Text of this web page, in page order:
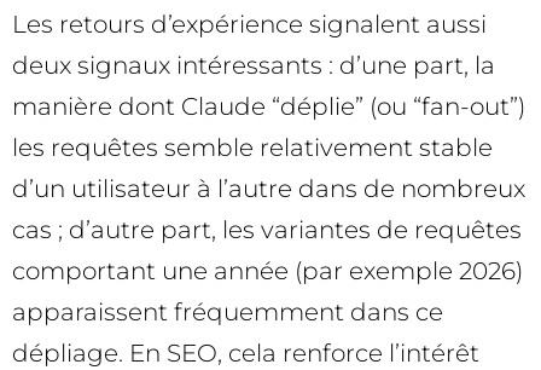
Les retours d’expérience signalent aussi
deux signaux intéressants : d’une part, la
manière dont Claude “déplie” (ou “fan-out”)
les requêtes semble relativement stable
d’un utilisateur à l’autre dans de nombreux
cas ; d’autre part, les variantes de requêtes
comportant une année (par exemple 2026)
apparaissent fréquemment dans ce
dépliage. En SEO, cela renforce l’intérêt